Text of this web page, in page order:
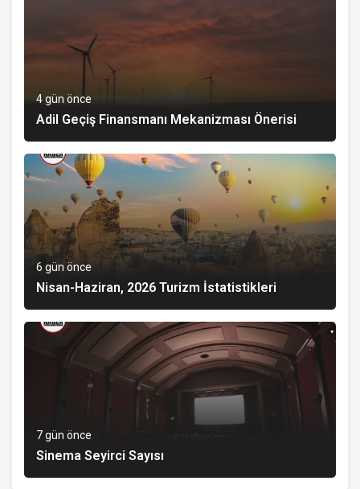
4 gün önce
Adil Geçiş Finansmanı Mekanizması Önerisi
6 gün önce
Nisan-Haziran, 2026 Turizm İstatistikleri
7 gün önce
Sinema Seyirci Sayısı